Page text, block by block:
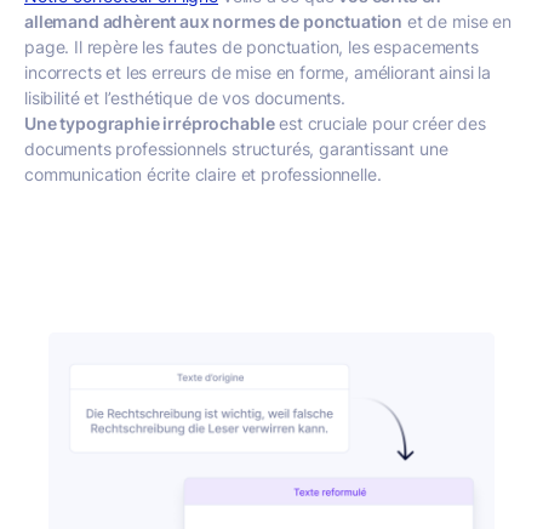
allemand adhèrent aux normes de ponctuation et de mise en
page. Il repère les fautes de ponctuation, les espacements
incorrects et les erreurs de mise en forme, améliorant ainsi la
lisibilité et l’esthétique de vos documents.
Une typographie irréprochableest cruciale pour créer des
documents professionnels structurés, garantissant une
communication écrite claire et professionnelle.